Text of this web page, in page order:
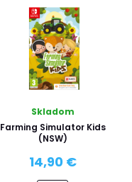
Skladom
Farming Simulator Kids
(NSW)
14,90 €